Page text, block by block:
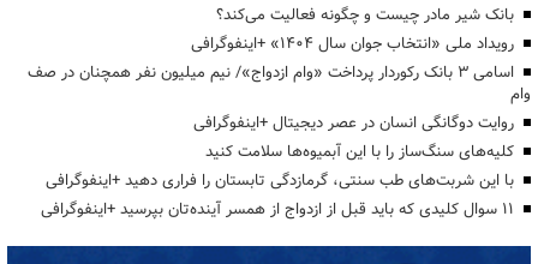
بانک شیر مادر چیست و چگونه فعالیت می‌کند؟
رویداد ملی «انتخاب جوان سال ۱۴۰۴» +اینفوگرافی
اسامی ۳ بانک رکوردار پرداخت «وام ازدواج»/ نیم میلیون نفر همچنان در صف
وام
روایت دوگانگی انسان در عصر دیجیتال +اینفوگرافی
کلیه‌های سنگ‌ساز را با این آبمیوه‌ها سلامت کنید
با این شربت‌های طب سنتی، گرمازدگی تابستان را فراری دهید +اینفوگرافی
۱۱ سوال کلیدی که باید قبل از ازدواج از همسر آینده‌تان بپرسید +اینفوگرافی